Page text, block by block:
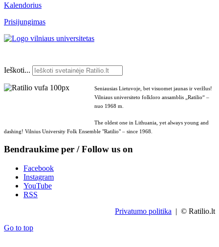
Kalendorius
Prisijungimas
Ieškoti...
Seniausias Lietuvoje, bet visuomet jaunas ir veržlus!
Vilniaus universiteto folkloro ansamblis „Ratilio“ –
nuo 1968 m.
The oldest one in Lithuania, yet always young and
dashing! Vilnius University Folk Ensemble "Ratilio" – since 1968.
Bendraukime per / Follow us on
Facebook
Instagram
YouTube
RSS
Privatumo politika | © Ratilio.lt
Go to top